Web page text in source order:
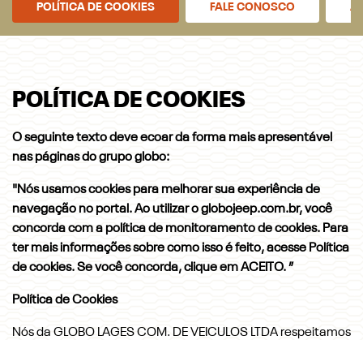
FALE CONOSCO
POLÍTICA DE COOKIES
POLÍTICA DE COOKIES
O seguinte texto deve ecoar da forma mais apresentável
nas páginas do grupo globo:
"Nós usamos cookies para melhorar sua experiência de
navegação no portal. Ao utilizar o globojeep.com.br, você
concorda com a política de monitoramento de cookies. Para
ter mais informações sobre como isso é feito, acesse Política
de cookies. Se você concorda, clique em ACEITO.”
Política de Cookies
Nós da GLOBO LAGES COM. DE VEICULOS LTDA respeitamos